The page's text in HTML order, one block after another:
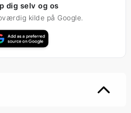
dig selv og os
kilde på Google.